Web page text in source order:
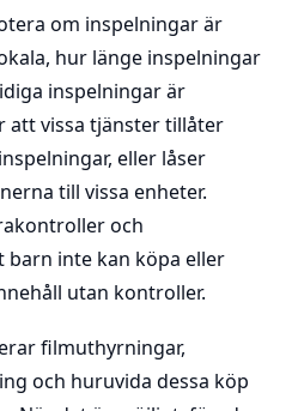
om inspelningar är
hur länge inspelningar
inspelningar är
att vissa tjänster tillåter
eller låser
till vissa enheter.
och
inte kan köpa eller
utan kontroller.
filmuthyrningar,
och huruvida dessa köp